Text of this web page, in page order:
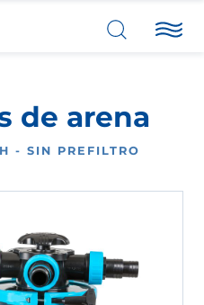
de arena
- SIN PREFILTRO